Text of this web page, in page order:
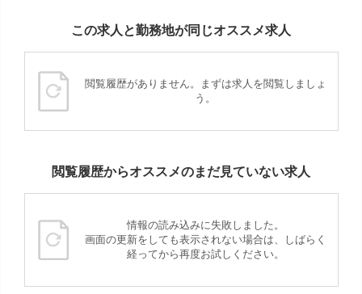
この求人と勤務地が同じオススメ求人
閲覧履歴がありません。まずは求人を閲覧しましょ
う。
閲覧履歴からオススメのまだ見ていない求人
情報の読み込みに失敗しました。
画面の更新をしても表示されない場合は、しばらく
経ってから再度お試しください。